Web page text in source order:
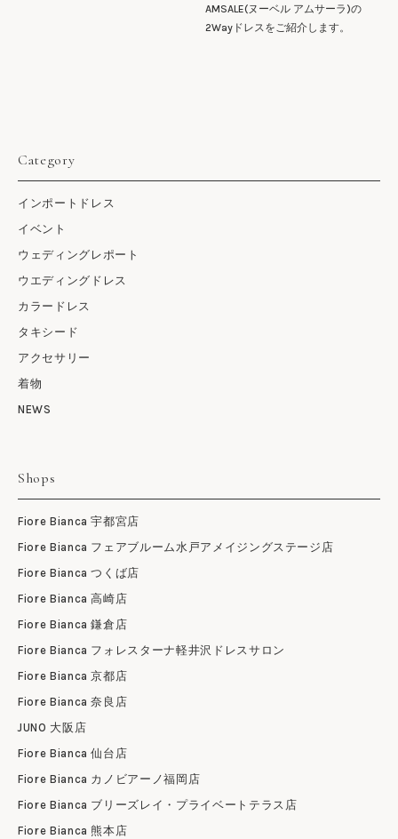
AMSALE(ヌーベル アムサーラ)の
2Wayドレスをご紹介します。
Category
インポートドレス
イベント
ウェディングレポート
ウエディングドレス
カラードレス
タキシード
アクセサリー
着物
NEWS
Shops
Fiore Bianca 宇都宮店
Fiore Bianca フェアブルーム水戸アメイジングステージ店
Fiore Bianca つくば店
Fiore Bianca 高崎店
Fiore Bianca 鎌倉店
Fiore Bianca フォレスターナ軽井沢ドレスサロン
Fiore Bianca 京都店
Fiore Bianca 奈良店
JUNO 大阪店
Fiore Bianca 仙台店
Fiore Bianca カノビアーノ福岡店
Fiore Bianca ブリーズレイ・プライベートテラス店
Fiore Bianca 熊本店